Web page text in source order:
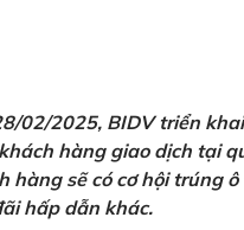
02/2025, BIDV triển
hàng giao dịch tại
sẽ có cơ hội trúng
hấp dẫn khác.